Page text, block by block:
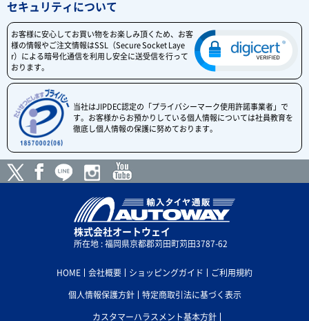
セキュリティについて
お客様に安心してお買い物をお楽しみ頂くため、お客
様の情報やご注文情報はSSL（Secure Socket Laye
r）による暗号化通信を利用し安全に送受信を行って
おります。
当社はJIPDEC認定の「プライバシーマーク使用許諾事業者」で
す。お客様からお預かりしている個人情報については社員教育を
徹底し個人情報の保護に努めております。
株式会社オートウェイ
所在地 : 福岡県京都郡苅田町苅田3787-62
HOME 会社概要 ショッピングガイド
ご利用規約
個人情報保護方針
特定商取引法に基づく表示
カスタマーハラスメント基本方針